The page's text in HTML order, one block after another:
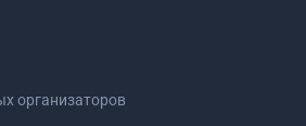
организаторов